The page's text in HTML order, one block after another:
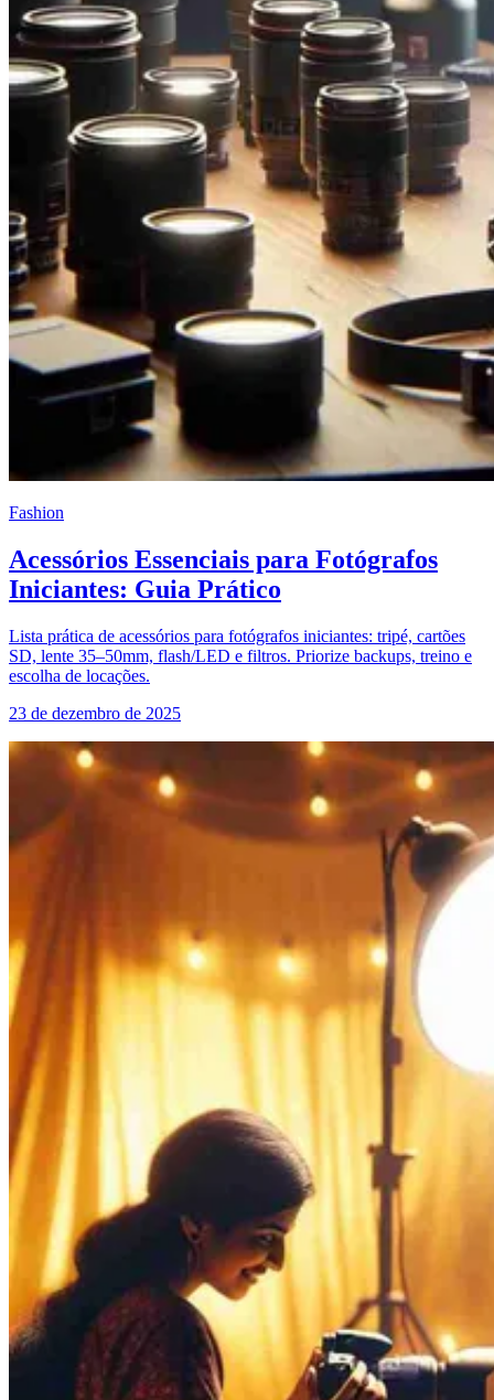
Fashion
Acessórios Essenciais para Fotógrafos
Iniciantes: Guia Prático
Lista prática de acessórios para fotógrafos iniciantes: tripé, cartões
SD, lente 35–50mm, flash/LED e filtros. Priorize backups, treino e
escolha de locações.
23 de dezembro de 2025